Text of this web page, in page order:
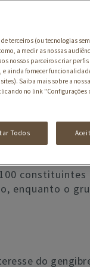
em todo o
enquanto o
do
terceiros (ou tecnologias
a medir as nossas
nossos parceiros criar perfis
e ainda fornecer
Saiba mais sobre a
no link "Configurações
Todos